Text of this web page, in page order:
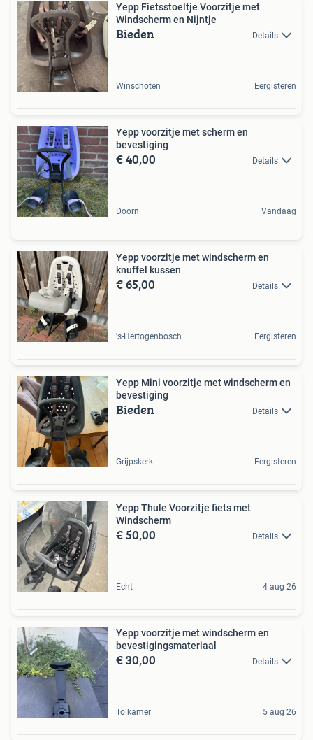
Yepp Fietsstoeltje Voorzitje met
Windscherm en Nijntje
Bieden Details
Winschoten Eergisteren
Yepp voorzitje met scherm en
bevestiging
€ 40,00 Details
Doorn Vandaag
Yepp voorzitje met windscherm en
knuffel kussen
€ 65,00 Details
's-Hertogenbosch Eergisteren
Yepp Mini voorzitje met windscherm en
bevestiging
Bieden Details
Grijpskerk Eergisteren
Yepp Thule Voorzitje fiets met
Windscherm
€ 50,00 Details
Echt 4 aug 26
Yepp voorzitje met windscherm en
bevestigingsmateriaal
€ 30,00 Details
Tolkamer 5 aug 26